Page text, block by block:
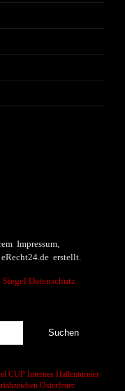
Impressum,
erstellt.
CUP Internes Hallenturnier
Osterfeuer